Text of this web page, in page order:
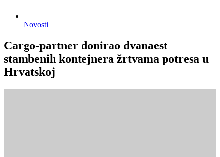
Novosti
Cargo-partner donirao dvanaest
stambenih kontejnera žrtvama potresa u
Hrvatskoj